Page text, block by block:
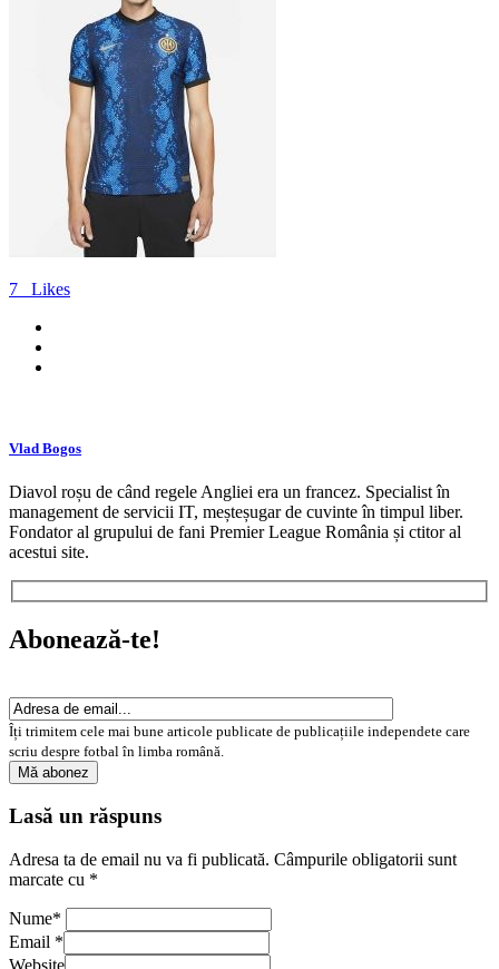
7 Likes
Vlad Bogos
Diavol roșu de când regele Angliei era un francez. Specialist în
management de servicii IT, meșteșugar de cuvinte în timpul liber.
Fondator al grupului de fani Premier League România și ctitor al
acestui site.
Abonează-te!
Îți trimitem cele mai bune articole publicate de publicațiile independete care
scriu despre fotbal în limba română.
Lasă un răspuns
Adresa ta de email nu va fi publicată. Câmpurile obligatorii sunt
marcate cu *
Nume*
Email *
Website